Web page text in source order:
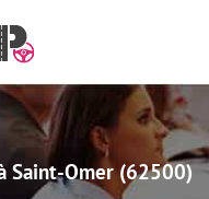
Saint-Omer (62500)